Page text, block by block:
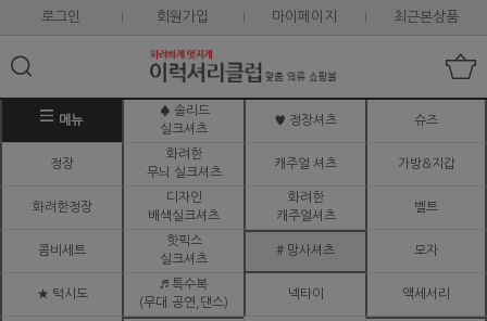
로그인 회원가입 마이페이지 최근본상품
메뉴
♠ 솔리드
실크셔츠
♥ 정장셔츠 슈즈
정장
화려한
무늬 실크셔츠
캐주얼 셔츠 가방&지갑
화려한정장
디자인
배색실크셔츠
화려한
캐주얼셔츠
벨트
콤비세트
핫픽스
실크셔츠
# 망사셔츠 모자
★ 턱시도
♬ 특수복
(무대.공연,댄스)
넥타이 액세서리